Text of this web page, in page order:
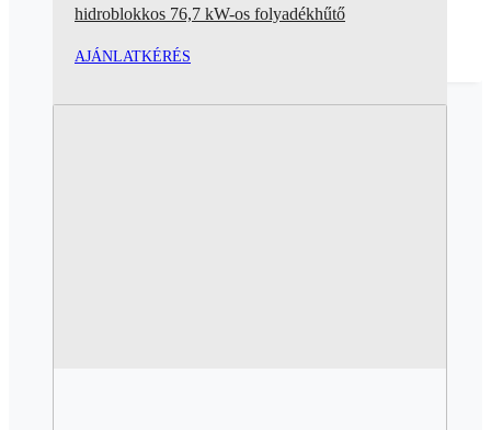
hidroblokkos 76,7 kW-os folyadékhűtő
AJÁNLATKÉRÉS